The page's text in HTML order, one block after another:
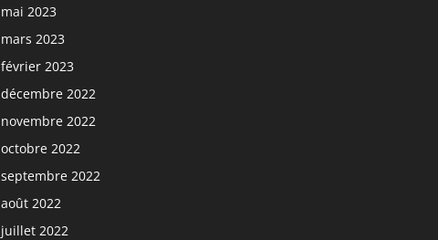
mai 2023
mars 2023
février 2023
décembre 2022
novembre 2022
octobre 2022
septembre 2022
août 2022
juillet 2022